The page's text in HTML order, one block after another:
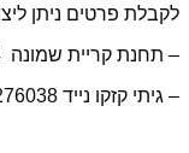
לקבלת פרטים ניתן
– תחנת קריית שמונה 6958444 או 6958437
– גיתי קזקו נייד 050-6276038